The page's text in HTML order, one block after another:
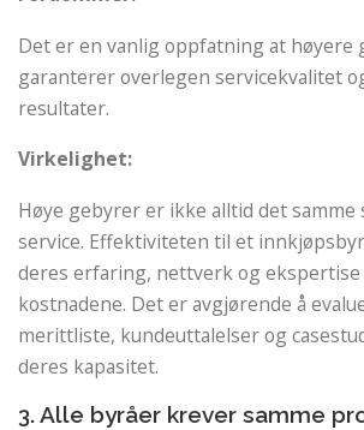
Det er en vanlig oppfatning at høyere
garanterer overlegen servicekvalitet
resultater.
Virkelighet:
Høye gebyrer er ikke alltid det samme
service. Effektiviteten til et
deres erfaring, nettverk og
kostnadene. Det er avgjørende å
merittliste, kundeuttalelser og
deres kapasitet.
3. Alle byråer krever samme